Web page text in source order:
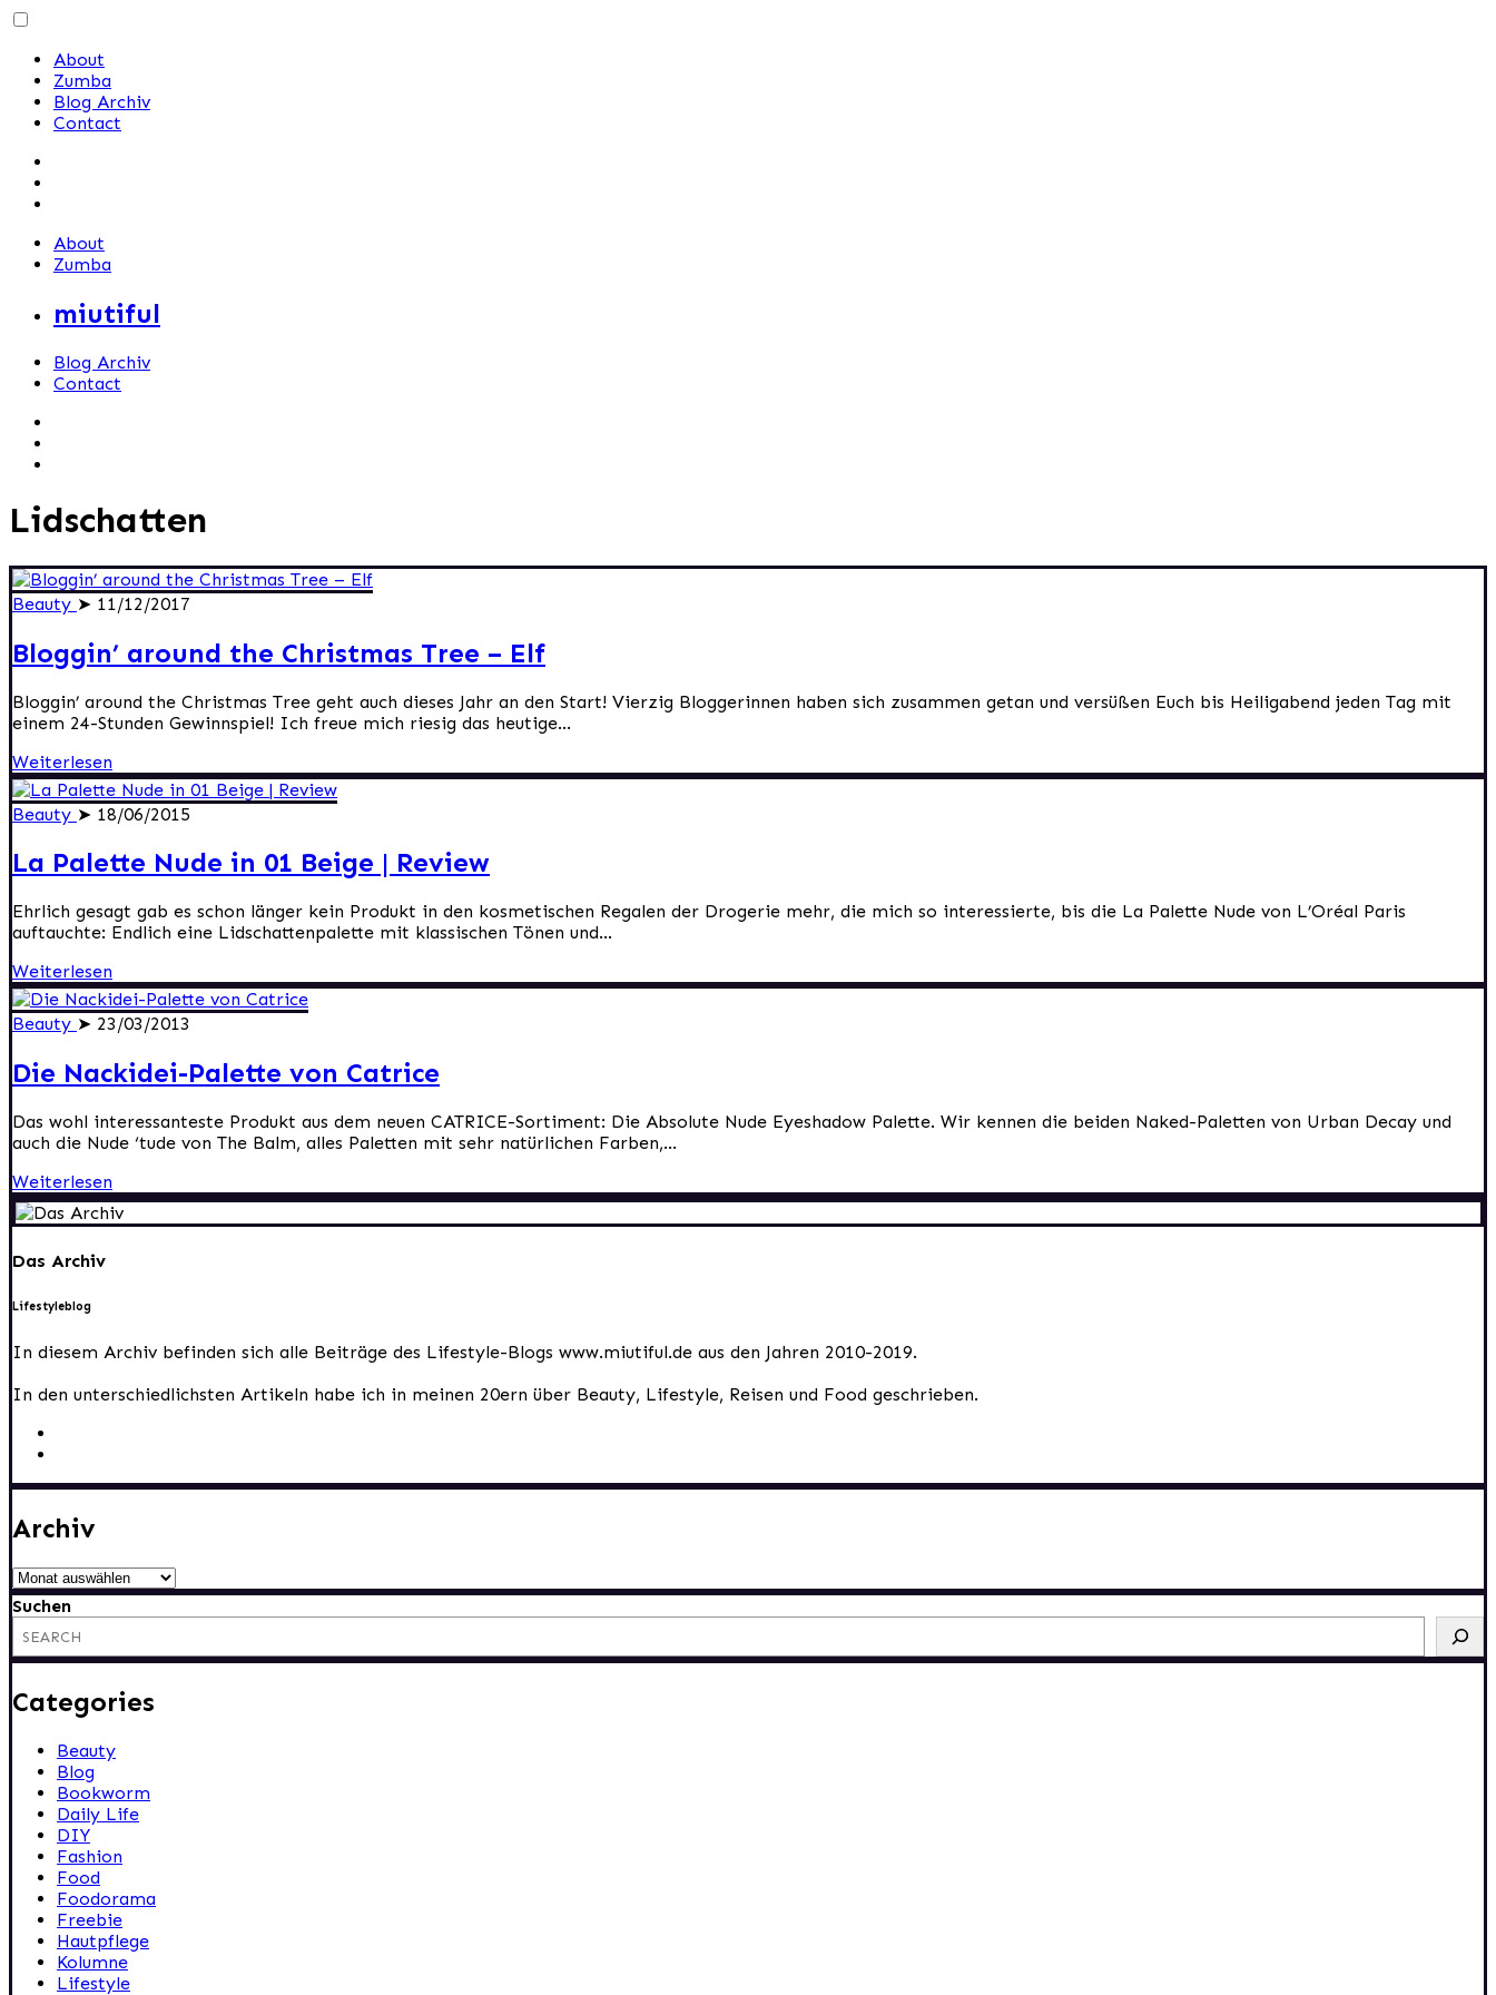
Skip
contentAbout
Zumba
Blog Archiv
Contact
About
Zumba
miutiful
Blog Archiv
Contact
Lidschatten
Beauty ➤ 11/12/2017
Bloggin’ around the Christmas Tree – Elf
Bloggin’ around the Christmas Tree geht auch dieses Jahr an den Start! Vierzig Bloggerinnen haben sich zusammen getan und versüßen Euch bis Heiligabend jeden Tag mit
einem 24-Stunden Gewinnspiel! Ich freue mich riesig das heutige...
Weiterlesen
Beauty ➤ 18/06/2015
La Palette Nude in 01 Beige | Review
Ehrlich gesagt gab es schon länger kein Produkt in den kosmetischen Regalen der Drogerie mehr, die mich so interessierte, bis die La Palette Nude von L’Oréal Paris
auftauchte: Endlich eine Lidschattenpalette mit klassischen Tönen und...
Weiterlesen
Beauty ➤ 23/03/2013
Die Nackidei-Palette von Catrice
Das wohl interessanteste Produkt aus dem neuen CATRICE-Sortiment: Die Absolute Nude Eyeshadow Palette. Wir kennen die beiden Naked-Paletten von Urban Decay und
auch die Nude ‘tude von The Balm, alles Paletten mit sehr natürlichen Farben,...
Weiterlesen
Das Archiv
Lifestyleblog
In diesem Archiv befinden sich alle Beiträge des Lifestyle-Blogs www.miutiful.de aus den Jahren 2010-2019.
In den unterschiedlichsten Artikeln habe ich in meinen 20ern über Beauty, Lifestyle, Reisen und Food geschrieben.
Archiv
Archiv
Suchen
Categories
Beauty
Blog
Bookworm
Daily Life
DIY
Fashion
Food
Foodorama
Freebie
Hautpflege
Kolumne
Lifestyle